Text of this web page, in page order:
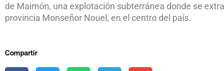
de Maimón, una explotación subterránea donde se
provincia Monseñor Nouel, en el centro del país.
Compartir